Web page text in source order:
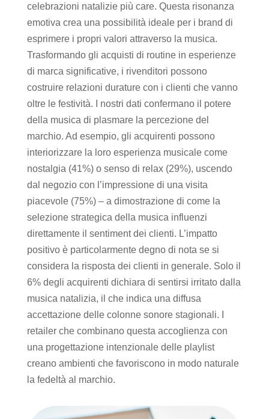
celebrazioni natalizie più care. Questa risonanza
emotiva crea una possibilità ideale per i brand di
esprimere i propri valori attraverso la musica.
Trasformando gli acquisti di routine in esperienze
di marca significative, i rivenditori possono
costruire relazioni durature con i clienti che vanno
oltre le festività. I nostri dati confermano il potere
della musica di plasmare la percezione del
marchio. Ad esempio, gli acquirenti possono
interiorizzare la loro esperienza musicale come
nostalgia (41%) o senso di relax (29%), uscendo
dal negozio con l’impressione di una visita
piacevole (75%) – a dimostrazione di come la
selezione strategica della musica influenzi
direttamente il sentiment dei clienti. L’impatto
positivo è particolarmente degno di nota se si
considera la risposta dei clienti in generale. Solo il
6% degli acquirenti dichiara di sentirsi irritato dalla
musica natalizia, il che indica una diffusa
accettazione delle colonne sonore stagionali. I
retailer che combinano questa accoglienza con
una progettazione intenzionale delle playlist
creano ambienti che favoriscono in modo naturale
la fedeltà al marchio.